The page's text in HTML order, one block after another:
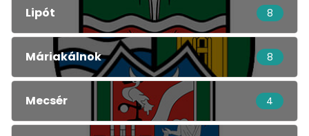
Lipót 8
Máriakálnok 8
Mecsér 4